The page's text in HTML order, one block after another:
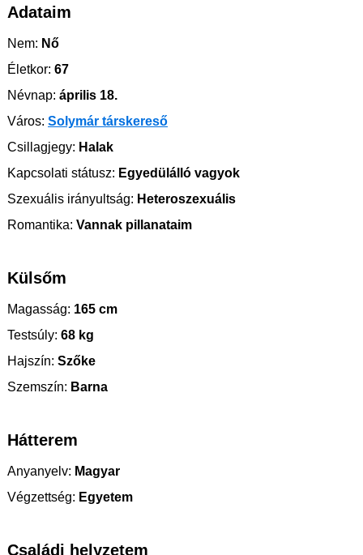
Adataim
Nem: Nő
Életkor: 67
Névnap: április 18.
Város: Solymár társkereső
Csillagjegy: Halak
Kapcsolati státusz: Egyedülálló vagyok
Szexuális irányultság: Heteroszexuális
Romantika: Vannak pillanataim
Külsőm
Magasság: 165 cm
Testsúly: 68 kg
Hajszín: Szőke
Szemszín: Barna
Hátterem
Anyanyelv: Magyar
Végzettség: Egyetem
Családi helyzetem